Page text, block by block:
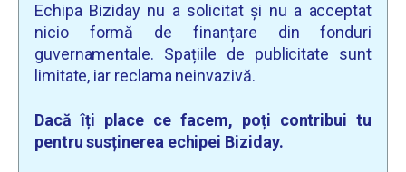
Echipa Biziday nu a solicitat și nu a acceptat
nicio formă de finanțare din fonduri
guvernamentale. Spațiile de publicitate sunt
limitate, iar reclama neinvazivă.
Dacă îți place ce facem, poți contribui tu
pentru susținerea echipei Biziday.